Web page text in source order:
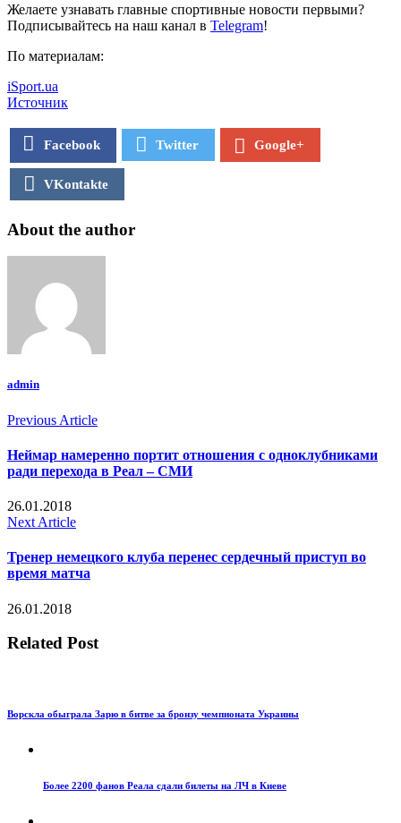
Желаете узнавать главные спортивные новости первыми?
Подписывайтесь на наш канал в Telegram!
По материалам:
iSport.ua
Источник
Facebook Twitter Google+
VKontakte
About the author
admin
Previous Article
Неймар намеренно портит отношения с одноклубниками
ради перехода в Реал – СМИ
26.01.2018
Next Article
Тренер немецкого клуба перенес сердечный приступ во
время матча
26.01.2018
Related Post
Ворскла обыграла Зарю в битве за бронзу чемпионата Украины
Более 2200 фанов Реала сдали билеты на ЛЧ в Киеве